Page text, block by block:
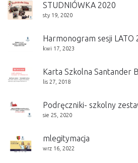
STUDNIÓWKA 2020
sty 19, 2020
Harmonogram sesji LATO
kwi 17, 2023
lis 27, 2018
Podręczniki- szkolny
sie 25, 2020
mlegitymacja
wrz 16, 2022